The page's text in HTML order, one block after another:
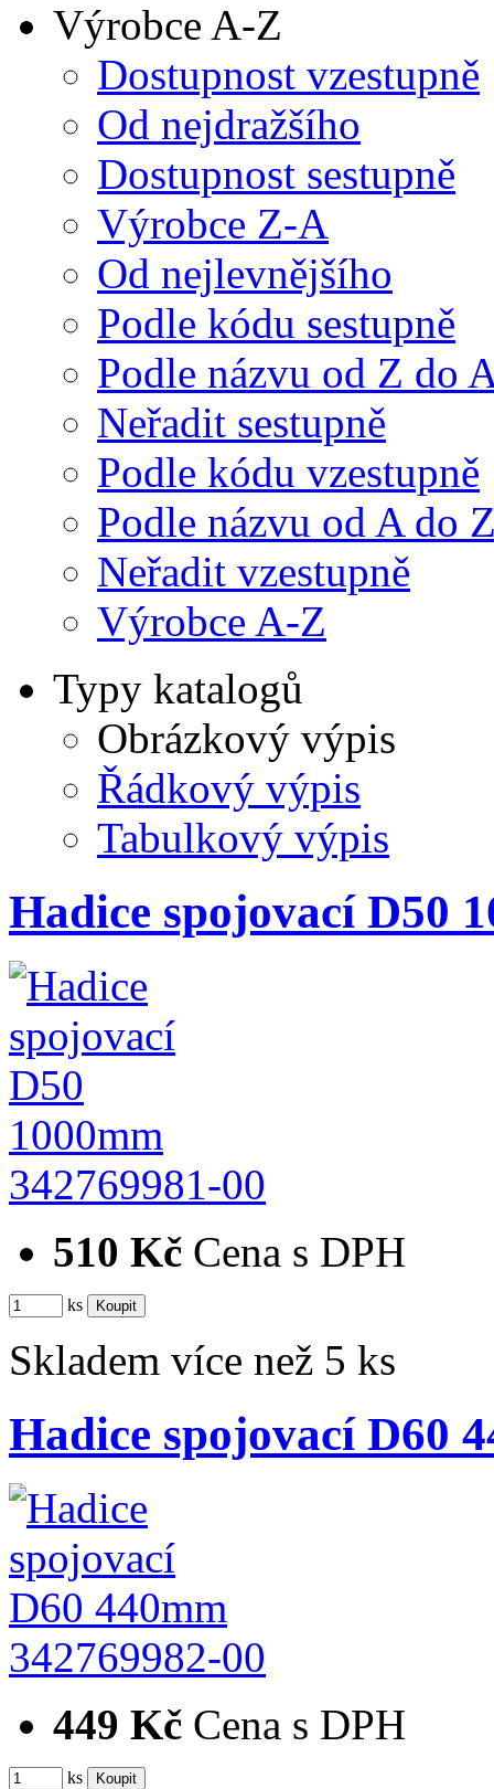
Výrobce A-Z
Dostupnost vzestupně
Od nejdražšího
Dostupnost sestupně
Výrobce Z-A
Od nejlevnějšího
Podle kódu sestupně
Podle názvu od Z do
Neřadit sestupně
Podle kódu vzestupně
Podle názvu od A do
Neřadit vzestupně
Výrobce A-Z
Typy katalogů
Obrázkový výpis
Řádkový výpis
Tabulkový výpis
Hadice spojovací D50
342769981-00
510 Kč Cena s DPH
ks
Skladem více než 5 ks
Hadice spojovací D60
342769982-00
449 Kč Cena s DPH
ks